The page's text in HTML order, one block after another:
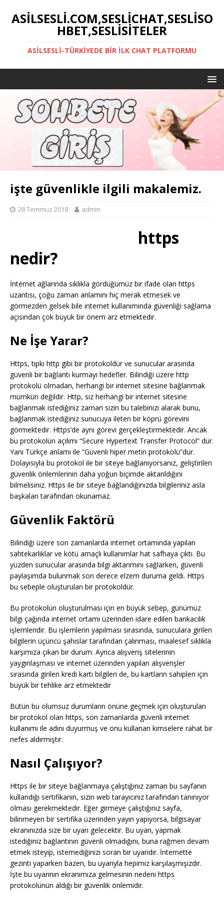
ASILSESLI.COM,SESLICHAT,SESLISO
HBET,SESLISITELER
ASILSESLI-TÜRKIYEDE BIR İLK CHAT PLATFORMU
işte güvenlikle ilgili makalemiz.
28 Temmuz 2018 admin
https
nedir?
İnternet ağlarında sıklıkla gördüğümüz bir ifade olan https
uzantısı, çoğu zaman anlamını hiç merak etmesek ve
görmezden gelsek bile internet kullanımında güvenliği sağlama
açısından çok büyük bir önem arz etmektedir.
Ne İşe Yarar?
Https, tıpkı http gibi bir protokoldür ve sunucular arasında
güvenli bir bağlantı kurmayı hedefler. Bilindiği üzere http
protokolü olmadan, herhangi bir internet sitesine bağlanmak
mümkün değildir. Http, siz herhangi bir internet sitesine
bağlanmak istediğiniz zaman sizin bu talebinizi alarak bunu,
bağlanmak istediğiniz sunucuya ileten bir köprü görevini
görmektedir. Https’de aynı görevi gerçekleştirmektedir. Ancak
bu protokolün açılımı “Secure Hypertext Transfer Protocol” dür.
Yani Türkçe anlamı ile “Güvenli hiper metin protokolü”dür.
Dolayısıyla bu protokol ile bir siteye bağlanıyorsanız, geliştirilen
güvenlik önlemlerinin daha yoğun biçimde aktarıldığını
bilmelisiniz. Https ile bir siteye bağlandığınızda bilgileriniz asla
başkaları tarafından okunamaz.
Güvenlik Faktörü
Bilindiği üzere son zamanlarda internet ortamında yapılan
sahtekarlıklar ve kötü amaçlı kullanımlar hat safhaya çıktı. Bu
yüzden sunucular arasında bilgi aktarımını sağlarken, güvenli
paylaşımda bulunmak son derece elzem duruma geldi. Https
bu sebeple oluşturulan bir protokoldür.
Bu protokolün oluşturulması için en büyük sebep, günümüz
bilgi çağında internet ortamı üzerinden idare edilen bankacılık
işlemleridir. Bu işlemlerin yapılması sırasında, sunuculara girilen
bilgilerin üçüncü şahıslar tarafından çalınması, maalesef sıklıkla
karşımıza çıkan bir durum. Ayrıca alışveriş sitelerinin
yaygınlaşması ve internet üzerinden yapılan alışverişler
sırasında girilen kredi kartı bilgileri de, bu kartların sahipleri için
büyük bir tehlike arz etmektedir
Bütün bu olumsuz durumların önüne geçmek için oluşturulan
bir protokol olan https, son zamanlarda güvenli internet
kullanımı ile adını duyurmuş ve onu kullanan kimselere rahat bir
nefes aldırmıştır.
Nasıl Çalışıyor?
Https ile bir siteye bağlanmaya çalıştığınız zaman bu sayfanın
kullandığı sertifikanın, sizin web tarayıcınız tarafından tanınıyor
olması gerekmektedir. Eğer girmeye çalıştığınız sayfa,
bilinmeyen bir sertifika üzerinden yayın yapıyorsa, bilgisayar
ekranınızda size bir uyarı gelecektir. Bu uyarı, yapmak
istediğiniz bağlantının güvenli olmadığını, buna rağmen devam
etmek isteyip, istemediğinizi soran bir uyarıdır. İnternette
gezinti yaparken bazen, bu uyarıyla hepimiz karşılaşmışızdır.
İşte bu uyarının ekranımıza gelmesinin nedeni https
protokolünün aldığı bir güvenlik önlemidir.